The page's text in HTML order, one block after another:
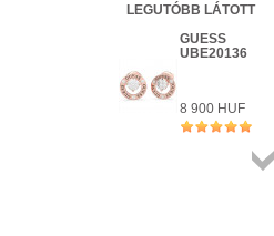
LEGUTÓBB LÁTOTT
GUESS
UBE20136
8 900 HUF